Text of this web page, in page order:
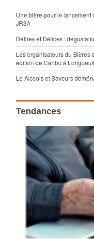
Une bière pour le lancement
JR3A
Délires et Délices :
Les organisateurs du Bières
édition de Caribü à Longueuil
Le Alcools et Saveurs
Tendances